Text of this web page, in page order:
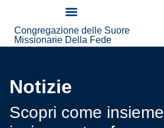
Congregazione delle Suore
Missionarie Della Fede
Notizie
Scopri come